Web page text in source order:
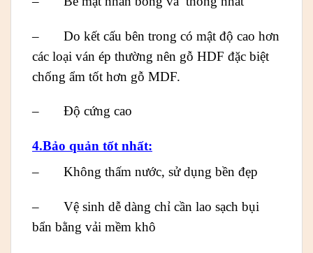
– Do kết cấu bên trong có mật độ cao hơn
các loại ván ép thường nên gỗ HDF đặc biệt
chống ẩm tốt hơn gỗ MDF.
– Độ cứng cao
4.Bảo quản tốt nhất:
– Không thấm nước, sử dụng bền đẹp
– Vệ sinh dễ dàng chỉ cần lao sạch bụi
bẩn bằng vải mềm khô